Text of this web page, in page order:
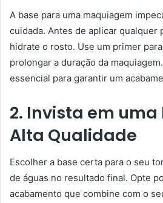
A base para uma maquiagem
cuidada. Antes de aplicar qualquer
hidrate o rosto. Use um primer
prolongar a duração da
essencial para garantir um
2. Invista em uma
Alta Qualidade
Escolher a base certa para o seu
de águas no resultado final. Opte
acabamento que combine com o